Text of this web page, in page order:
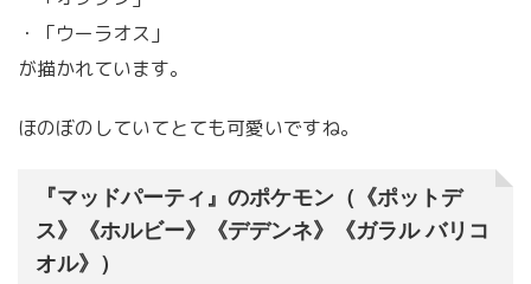
・「ウーラオス」
が描かれています。
ほのぼのしていてとても可愛いですね。
『マッドパーティ』のポケモン（《ポットデ
ス》《ホルビー》《デデンネ》《ガラル バリコ
オル》）